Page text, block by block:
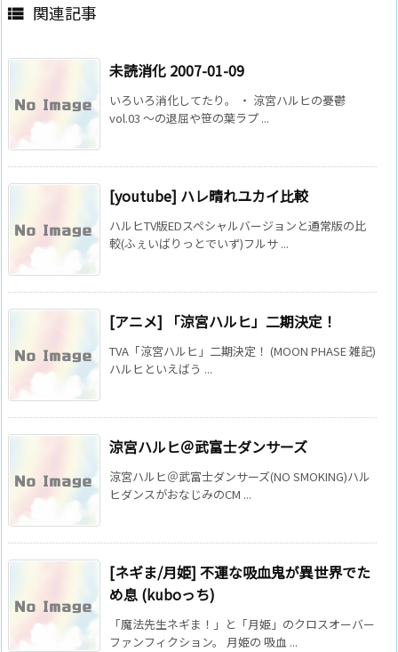
 関連記事
未読消化 2007-01-09
いろいろ消化してたり。 ・ 涼宮ハルヒの憂鬱
vol.03 ～の退屈や笹の葉ラプ ...
[youtube] ハレ晴れユカイ比較
ハルヒTV版EDスペシャルバージョンと通常版の比
較(ふぇいばりっとでいず)フルサ ...
[アニメ] 「涼宮ハルヒ」二期決定！
TVA「涼宮ハルヒ」二期決定！ (MOON PHASE 雑記)
ハルヒといえばう ...
涼宮ハルヒ＠武富士ダンサーズ
涼宮ハルヒ＠武富士ダンサーズ(NO SMOKING)ハル
ヒダンスがおなじみのCM ...
[ネギま/月姫] 不運な吸血鬼が異世界でた
め息 (kuboっち)
「魔法先生ネギま！」と「月姫」のクロスオーバー
ファンフィクション。 月姫の 吸血 ...